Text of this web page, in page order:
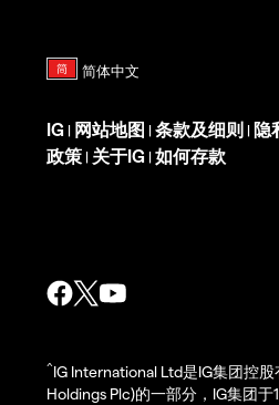
IG | 网站地图 | 条款及细则 | 隐
政策 | 关于IG | 如何存款
^IG International Ltd是IG集团控
Holdings Plc)的一部分，IG集团